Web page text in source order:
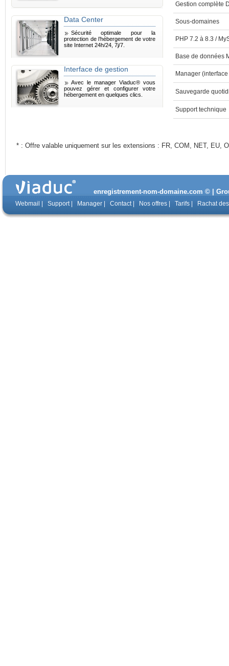
Data Center
Sécurité optimale pour la
protection de l’hébergement de votre
site Internet 24h/24, 7j/7.
Interface de gestion
Avec le manager Viaduc® vous
pouvez gérer et configurer votre
hébergement en quelques clics.
Gestion complète
Sous-domaines
PHP 7.2 à 8.3 /
Base de données
Manager
Sauvegarde
Support technique
* : Offre valable uniquement sur les extensions : FR, COM, NET, EU,
enregistrement-nom-domaine.com © |
Webmail Support| Manager Contact| Nos offres Tarifs Rachat